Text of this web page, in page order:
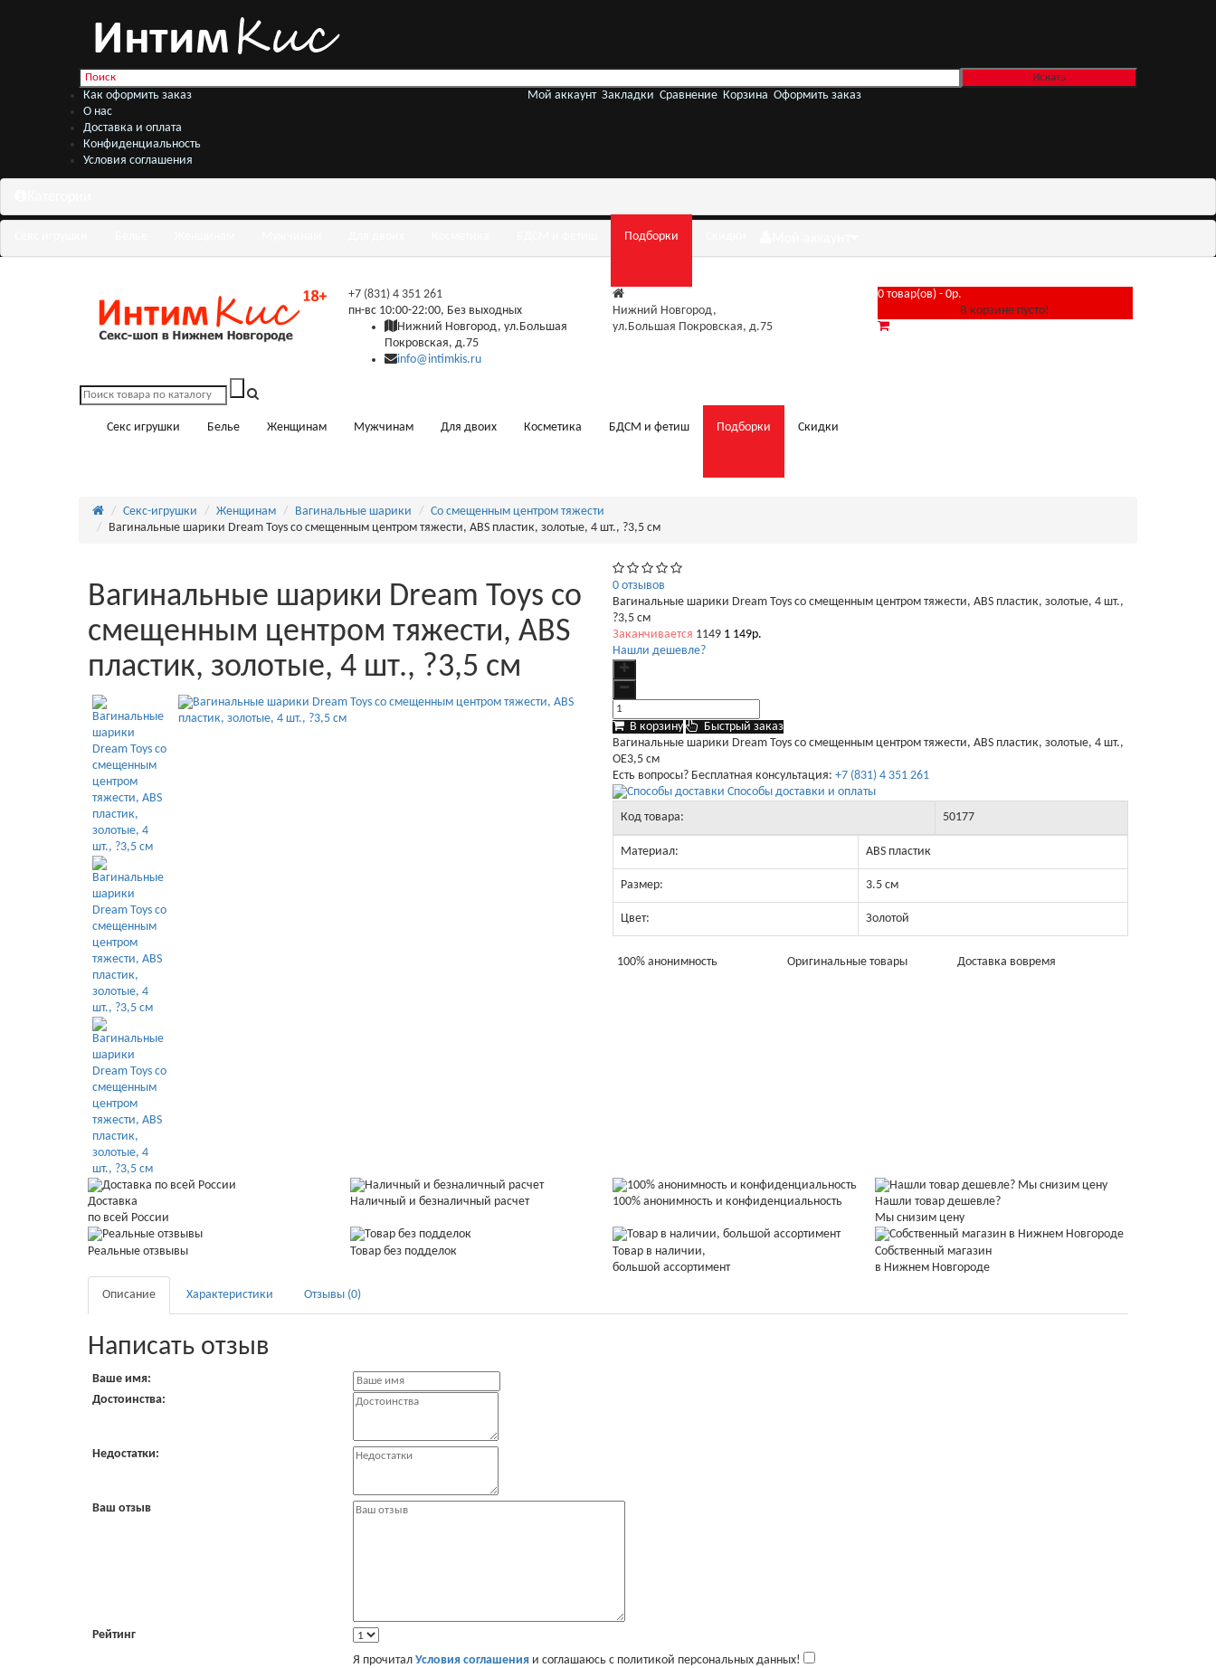
Как оформить заказ
О нас
Доставка и оплата
Конфиденциальность
Условия соглашения
Мой аккаунт Закладки Сравнение Корзина Оформить заказ
Подборки
+7 (831) 4 351 261
пн-вс 10:00-22:00, Без выходных
Нижний Новгород, ул.Большая
Покровская, д.75
info@intimkis.ru
Нижний Новгород,
ул.Большая Покровская, д.75
0 товар(ов) - 0р.
В корзине пусто!
Секс игрушки Белье Женщинам Мужчинам Для двоих Косметика БДСМ и фетиш Подборки Скидки
Секс-игрушки Женщинам Вагинальные шарики
Со смещенным центром тяжести
Вагинальные шарики Dream Toys со смещенным центром тяжести, ABS пластик, золотые, 4 шт., ?3,5 см
Вагинальные шарики Dream Toys со
смещенным центром тяжести, ABS
пластик, золотые, 4 шт., ?3,5 см
0 отзывов
Вагинальные шарики Dream Toys со смещенным центром тяжести, ABS пластик, золотые, 4 шт.,
?3,5 см
Заканчивается 1149 1 149р.
Нашли дешевле?
В корзину
Быстрый заказ
Вагинальные шарики Dream Toys со смещенным центром тяжести, ABS пластик, золотые, 4 шт.,
OE3,5 см
Есть вопросы? Бесплатная консультация: +7 (831) 4 351 261
Способы доставки и оплаты
Код товара:
50177
Материал: ABS пластик
Размер: 3.5 см
Цвет: Золотой
100% анонимность Оригинальные товары Доставка вовремя
Доставка
по всей России
Наличный и безналичный расчет 100% анонимность и конфиденциальность
Нашли товар дешевле?
Мы снизим цену
Реальные отзвывы Товар без подделок
Товар в наличии,
большой ассортимент
Собственный магазин
в Нижнем Новгороде
Описание
Характеристики Отзывы (0)
Написать отзыв
Ваше имя:
Достоинства:
Недостатки:
Ваш отзыв
Рейтинг
Я прочитал Условия соглашенияи соглашаюсь с политикой персональных данных!